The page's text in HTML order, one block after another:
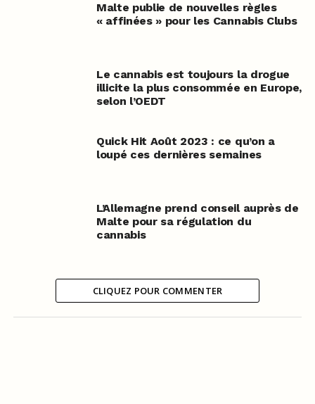
Malte publie de nouvelles règles
« affinées » pour les Cannabis Clubs
Le cannabis est toujours la drogue
illicite la plus consommée en Europe,
selon l’OEDT
Quick Hit Août 2023 : ce qu’on a
loupé ces dernières semaines
L’Allemagne prend conseil auprès de
Malte pour sa régulation du
cannabis
CLIQUEZ POUR COMMENTER